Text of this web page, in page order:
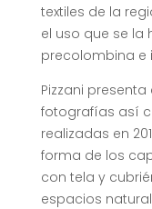
textiles de la
el uso que se la
precolombina e
Pizzani
fotografías así
realizadas en
forma de los
con tela y
espacios